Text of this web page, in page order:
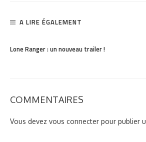
A LIRE ÉGALEMENT
Lone Ranger : un nouveau trailer !
COMMENTAIRES
Vous devez vous connecter pour publier